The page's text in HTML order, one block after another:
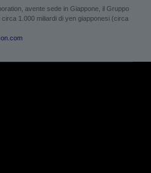
avente sede in Giappone, il Gruppo
1.000 miliardi di yen giapponesi (circa